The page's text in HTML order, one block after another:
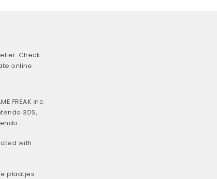
Check
online
FREAK inc.
3DS,
with
plaatjes